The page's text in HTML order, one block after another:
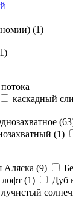
(1)
1)
каскадный
(63
(1)
Аляска (9)
лофт (1) Дуб